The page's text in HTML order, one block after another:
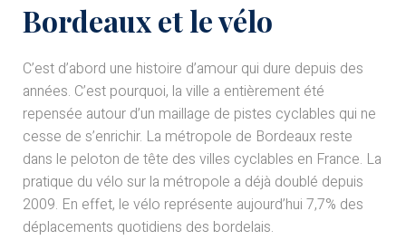
Bordeaux et le vélo
C’est d’abord une histoire d’amour qui dure depuis des
années. C’est pourquoi, la ville a entièrement été
repensée autour d’un maillage de pistes cyclables qui ne
cesse de s’enrichir. La métropole de Bordeaux reste
dans le peloton de tête des villes cyclables en France. La
pratique du vélo sur la métropole a déjà doublé depuis
2009. En effet, le vélo représente aujourd’hui 7,7% des
déplacements quotidiens des bordelais.